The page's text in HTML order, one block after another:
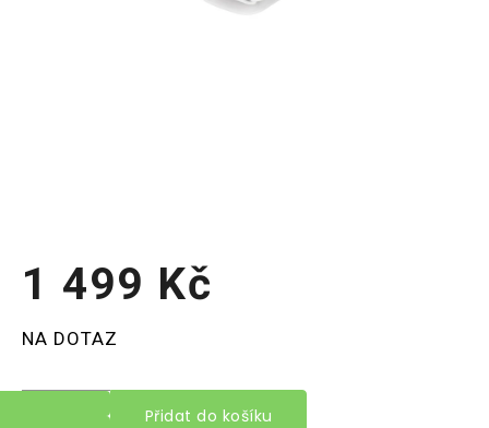
1 499 Kč
cena:
NA DOTAZ
Přidat do košíku